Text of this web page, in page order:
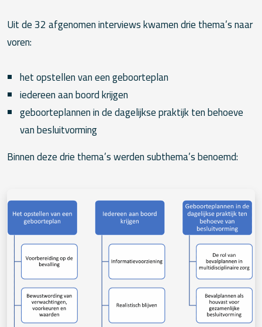
Uit de 32 afgenomen interviews kwamen drie thema’s naar
voren:
het opstellen van een geboorteplan
iedereen aan boord krijgen
geboorteplannen in de dagelijkse praktijk ten behoeve
van besluitvorming
Binnen deze drie thema’s werden subthema’s benoemd: